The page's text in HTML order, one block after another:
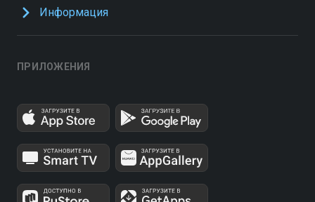
Информация
ПРИЛОЖЕНИЯ